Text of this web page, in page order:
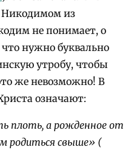
Никодимом из
не понимает, о
нужно буквально
утробу, чтобы
же невозможно! В
означают:
плоть, а рожденное от
родиться свыше» (